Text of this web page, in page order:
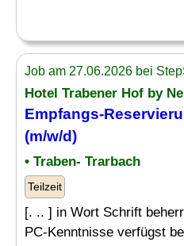
Job am 27.06.2026 bei
Hotel Trabener Hof by
Empfangs-
(m/w/d)
• Traben- Trarbach
Teilzeit
[. .. ] in Wort Schrift
PC-Kenntnisse verfügst